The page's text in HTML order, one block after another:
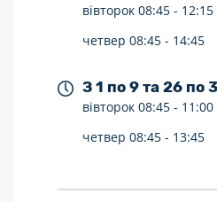
вівторок 08:45 - 12:15
четвер 08:45 - 14:45
З 1 по 9 та 26 по
вівторок 08:45 - 11:00
четвер 08:45 - 13:45